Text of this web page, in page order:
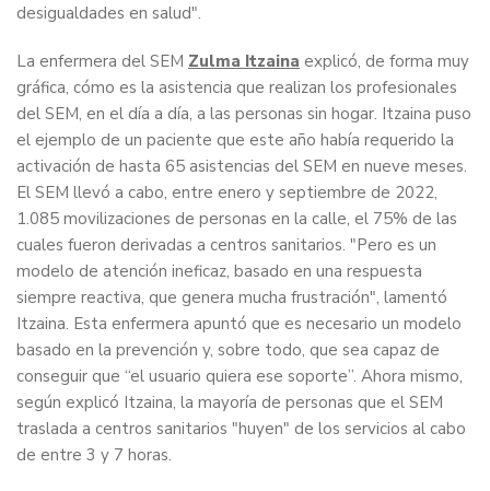
desigualdades en salud".
La enfermera del SEM Zulma Itzaina explicó, de forma muy
gráfica, cómo es la asistencia que realizan los profesionales
del SEM, en el día a día, a las personas sin hogar. Itzaina puso
el ejemplo de un paciente que este año había requerido la
activación de hasta 65 asistencias del SEM en nueve meses.
El SEM llevó a cabo, entre enero y septiembre de 2022,
1.085 movilizaciones de personas en la calle, el 75% de las
cuales fueron derivadas a centros sanitarios. "Pero es un
modelo de atención ineficaz, basado en una respuesta
siempre reactiva, que genera mucha frustración", lamentó
Itzaina. Esta enfermera apuntó que es necesario un modelo
basado en la prevención y, sobre todo, que sea capaz de
conseguir que “el usuario quiera ese soporte”. Ahora mismo,
según explicó Itzaina, la mayoría de personas que el SEM
traslada a centros sanitarios "huyen" de los servicios al cabo
de entre 3 y 7 horas.